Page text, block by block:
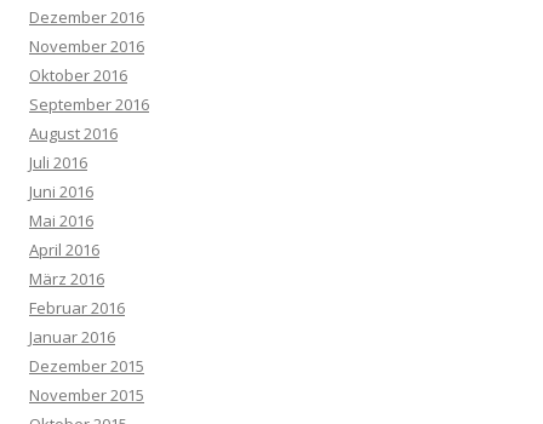
Dezember 2016
November 2016
Oktober 2016
September 2016
August 2016
Juli 2016
Juni 2016
Mai 2016
April 2016
März 2016
Februar 2016
Januar 2016
Dezember 2015
November 2015